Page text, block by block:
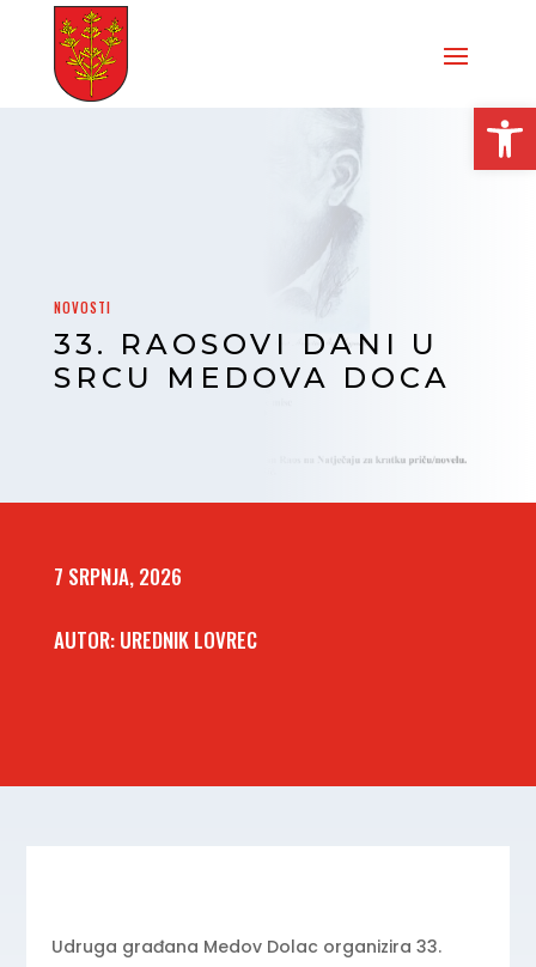
NOVOSTI
33. RAOSOVI DANI U
SRCU MEDOVA DOCA
7 SRPNJA, 2026
AUTOR: UREDNIK LOVREC
Udruga građana Medov Dolac organizira 33.